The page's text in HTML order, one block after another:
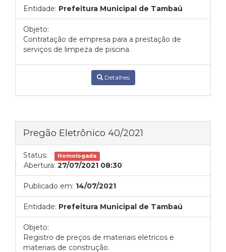
Entidade: Prefeitura Municipal de Tambaú
Objeto:
Contratação de empresa para a prestação de
serviços de limpeza de piscina.
Detalhes
Pregão Eletrônico 40/2021
Status: Homologada
Abertura: 27/07/2021 08:30
Publicado em: 14/07/2021
Entidade: Prefeitura Municipal de Tambaú
Objeto:
Registro de preços de materiais eletricos e
materiais de construção.